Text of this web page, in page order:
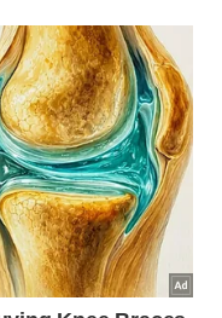
observação
detalhes.